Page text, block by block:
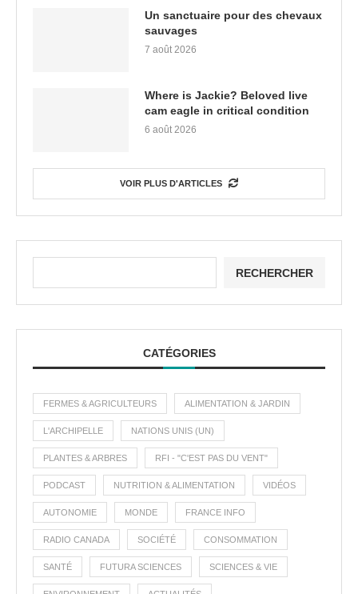
Un sanctuaire pour des chevaux
sauvages
7 août 2026
Where is Jackie? Beloved live
cam eagle in critical condition
6 août 2026
VOIR PLUS D'ARTICLES
RECHERCHER
CATÉGORIES
FERMES & AGRICULTEURS ALIMENTATION & JARDIN
L'ARCHIPELLE NATIONS UNIS (UN)
PLANTES & ARBRES RFI - "C'EST PAS DU VENT"
PODCAST NUTRITION & ALIMENTATION VIDÉOS
AUTONOMIE MONDE FRANCE INFO
RADIO CANADA SOCIÉTÉ CONSOMMATION
SANTÉ FUTURA SCIENCES SCIENCES & VIE